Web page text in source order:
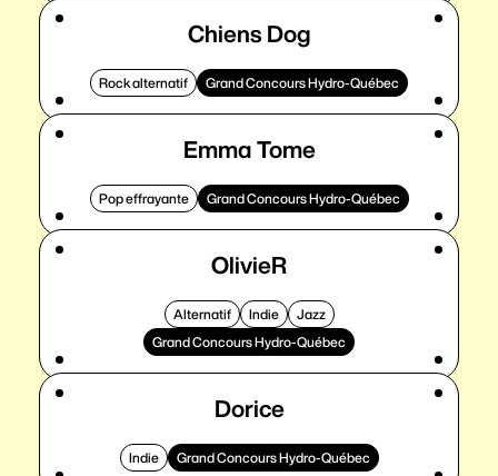
Chiens Dog
Rock alternatif Grand Concours Hydro-Québec
Emma Tome
Pop effrayante Grand Concours Hydro-Québec
OlivieR
Alternatif Indie
Jazz
Grand Concours Hydro-Québec
Dorice
Indie Grand Concours Hydro-Québec